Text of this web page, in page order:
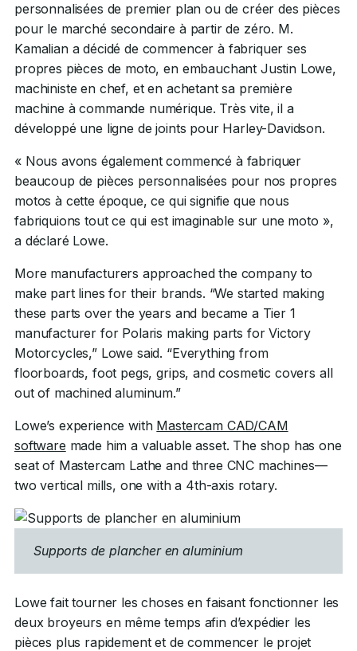
personnalisées de premier plan ou de créer des pièces
pour le marché secondaire à partir de zéro. M.
Kamalian a décidé de commencer à fabriquer ses
propres pièces de moto, en embauchant Justin Lowe,
machiniste en chef, et en achetant sa première
machine à commande numérique. Très vite, il a
développé une ligne de joints pour Harley-Davidson.
« Nous avons également commencé à fabriquer
beaucoup de pièces personnalisées pour nos propres
motos à cette époque, ce qui signifie que nous
fabriquions tout ce qui est imaginable sur une moto »,
a déclaré Lowe.
More manufacturers approached the company to
make part lines for their brands. “We started making
these parts over the years and became a Tier 1
manufacturer for Polaris making parts for Victory
Motorcycles,” Lowe said. “Everything from
floorboards, foot pegs, grips, and cosmetic covers all
out of machined aluminum.”
Lowe’s experience with Mastercam CAD/CAM
software made him a valuable asset. The shop has one
seat of Mastercam Lathe and three CNC machines—
two vertical mills, one with a 4th-axis rotary.
Supports de plancher en aluminium
Lowe fait tourner les choses en faisant fonctionner les
deux broyeurs en même temps afin d’expédier les
pièces plus rapidement et de commencer le projet